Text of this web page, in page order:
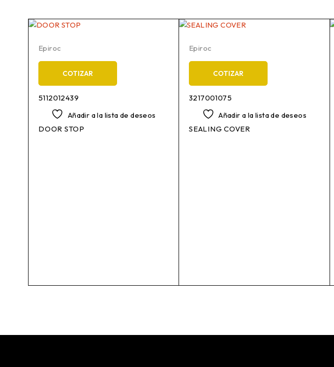
Epiroc
COTIZAR
5112012439
Añadir a la lista de deseos
DOOR STOP
Epiroc
COTIZAR
3217001075
Añadir a la lista de deseos
SEALING COVER